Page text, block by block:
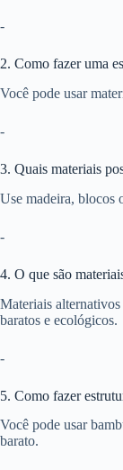
-
2. Como fazer uma
Você pode usar
-
3. Quais materiais
Use madeira, blocos
-
4. O que são
Materiais
baratos e ecológicos.
-
5. Como fazer
Você pode usar
barato.